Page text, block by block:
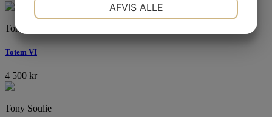
Tony Soulie
Totem VI
4 500 kr
Tony Soulie
AFVIS ALLE